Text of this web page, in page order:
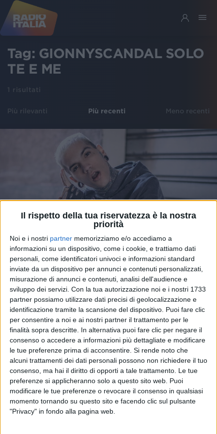
Il rispetto della tua riservatezza è la nostra
priorità
Noi e i nostri partner memorizziamo e/o accediamo a
informazioni su un dispositivo, come i cookie, e trattiamo dati
personali, come identificatori univoci e informazioni standard
inviate da un dispositivo per annunci e contenuti personalizzati,
misurazione di annunci e contenuti, analisi dell'audience e
sviluppo dei servizi. Con la tua autorizzazione noi e i nostri 1733
partner possiamo utilizzare dati precisi di geolocalizzazione e
identificazione tramite la scansione del dispositivo. Puoi fare clic
per consentire a noi e ai nostri partner il trattamento per le
finalità sopra descritte. In alternativa puoi fare clic per negare il
consenso o accedere a informazioni più dettagliate e modificare
le tue preferenze prima di acconsentire. Si rende noto che
alcuni trattamenti dei dati personali possono non richiedere il tuo
consenso, ma hai il diritto di opporti a tale trattamento. Le tue
preferenze si applicheranno solo a questo sito web. Puoi
modificare le tue preferenze o revocare il consenso in qualsiasi
momento tornando su questo sito e facendo clic sul pulsante
"Privacy" in fondo alla pagina web.
Tag: GIONNYSCANDAL SOLO
TE E ME
1 risultati
Più rilevanti Più recenti Meno recenti
13 mar 2019
Gionnyscandal, Dove sei: il nuovo singolo in
duetto con Giulia Jean
Nel video la coppia teen dei social Edoardo Esposito
e Rosalba Andolfi
Chi siamo